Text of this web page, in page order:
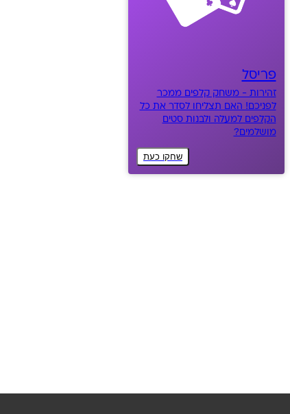
פריסל
זהירות - משחק קלפים ממכר
לפניכם! האם תצליחו לסדר את כל
הקלפים למעלה ולבנות סטים
מושלמים?
שחקו כעת